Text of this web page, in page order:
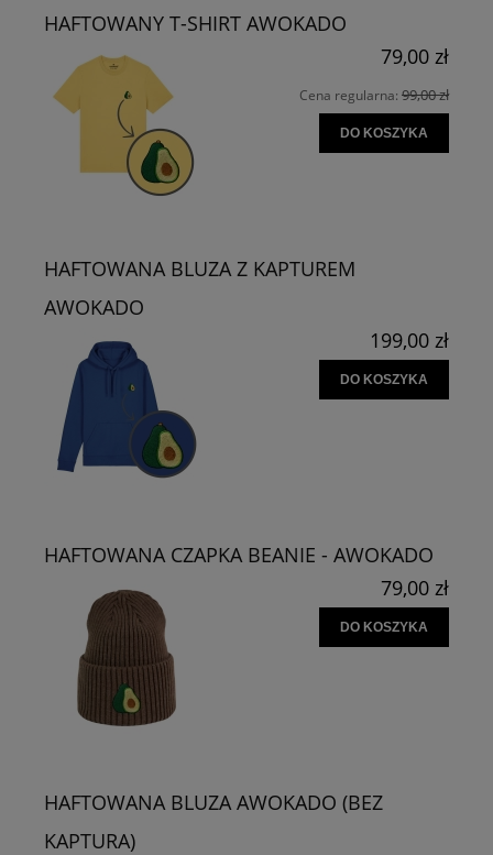
HAFTOWANY T-SHIRT AWOKADO
79,00 zł
Cena regularna: 99,00 zł
DO KOSZYKA
HAFTOWANA BLUZA Z KAPTUREM
AWOKADO
199,00 zł
DO KOSZYKA
HAFTOWANA CZAPKA BEANIE - AWOKADO
79,00 zł
DO KOSZYKA
HAFTOWANA BLUZA AWOKADO (BEZ
KAPTURA)